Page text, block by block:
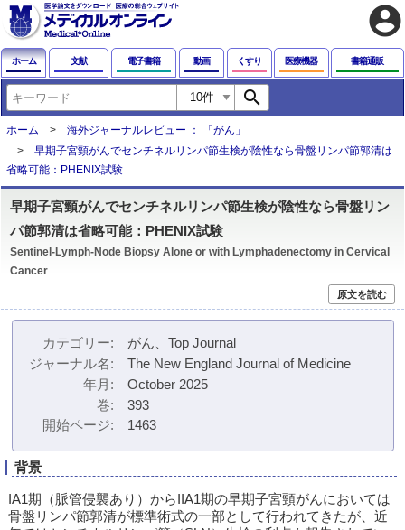
account_circle
ホーム 文献 電子書籍 動画 くすり 医療機器 書籍通販
search
ホーム
海外ジャーナルレビュー ： 「がん」
早期子宮頸がんでセンチネルリンパ節生検が陰性なら骨盤リンパ節郭清は
省略可能：PHENIX試験
早期子宮頸がんでセンチネルリンパ節生検が陰性なら骨盤リン
パ節郭清は省略可能：PHENIX試験
Sentinel-Lymph-Node Biopsy Alone or with Lymphadenectomy in Cervical
Cancer
原文を読む
カテゴリー
がん、Top Journal
ジャーナル名
The New England Journal of Medicine
年月
October 2025
巻
393
開始ページ
1463
背景
IA1期（脈管侵襲あり）からIIA1期の早期子宮頸がんにおいては
骨盤リンパ節郭清が標準術式の一部として行われてきたが、近